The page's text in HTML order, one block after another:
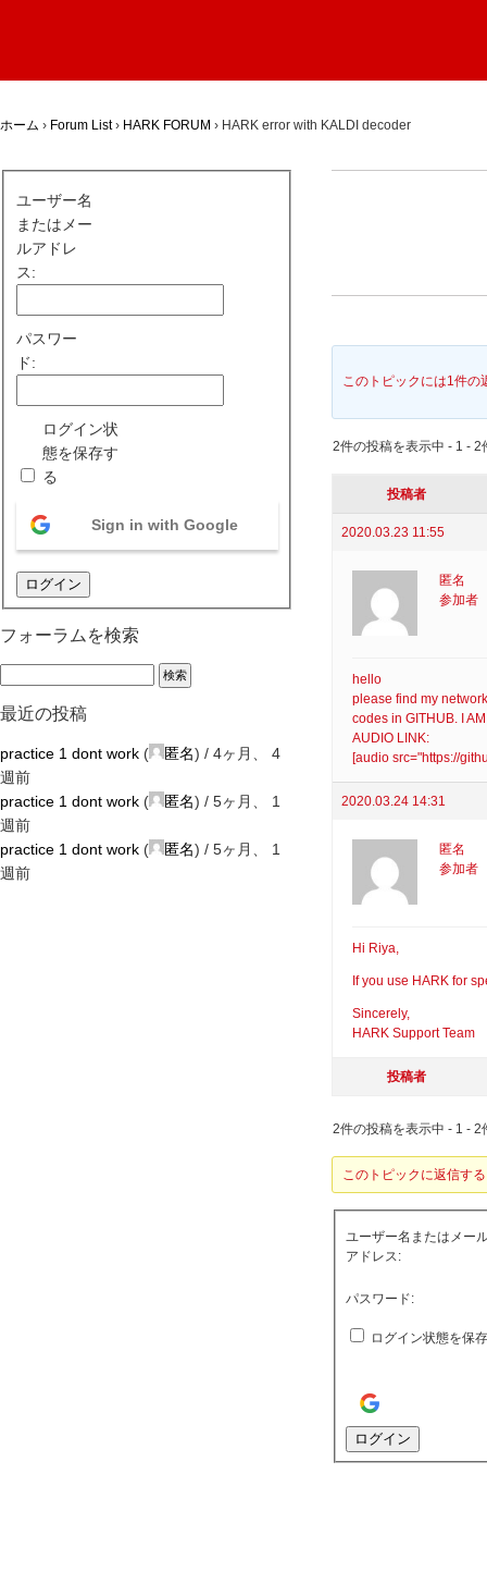
ホーム › Forum List › HARK FORUM › HARK error with KALDI decoder
このトピックには1件の
2件の投稿を表示中 - 1 - 2
投稿者
2020.03.23 11:55
匿名
参加者
hello
please find my
codes in GITHUB. I
AUDIO LINK:
[audio src="https://
2020.03.24 14:31
匿名
参加者
Hi Riya,
If you use HARK for
Sincerely,
HARK Support Team
投稿者
2件の投稿を表示中 - 1 - 2
このトピックに返信す
ユーザー名またはメー
アドレス:
パスワード:
ログイン状態を保
ログイン
ユーザー名
またはメー
ルアドレ
ス:
パスワー
ド:
ログイン状
態を保存す
る
Sign in with Google
ログイン
フォーラムを検索
最近の投稿
practice 1 dont work ( 匿名) / 4ヶ月、 4
週前
practice 1 dont work ( 匿名) / 5ヶ月、 1
週前
practice 1 dont work ( 匿名) / 5ヶ月、 1
週前